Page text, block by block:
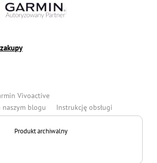
Vivoactive
naszym blogu
Instrukcję obsługi
Produkt archiwalny